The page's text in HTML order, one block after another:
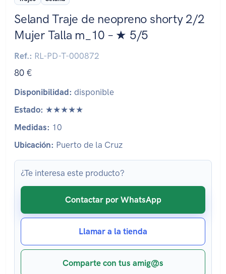
Seland Traje de neopreno shorty 2/2
Mujer Talla m_10 – ★ 5/5
Ref.: RL-PD-T-000872
80 €
Disponibilidad: disponible
Estado: ★★★★★
Medidas: 10
Ubicación: Puerto de la Cruz
¿Te interesa este producto?
Contactar por WhatsApp
Llamar a la tienda
Comparte con tus amig@s